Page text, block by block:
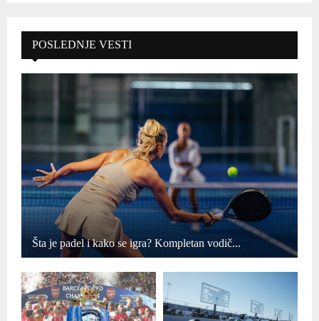
POSLEDNJE VESTI
Šta je padel i kako se igra? Kompletan vodič...